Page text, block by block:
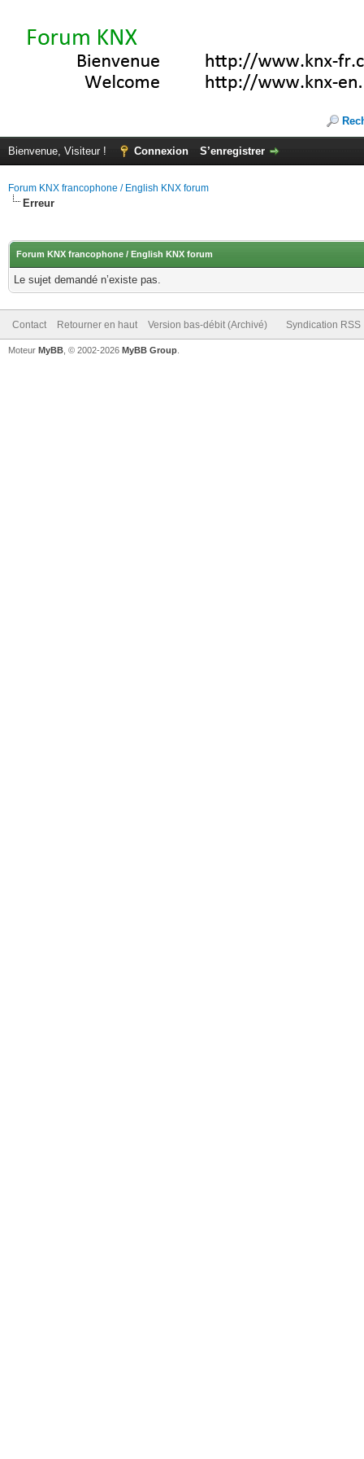
Bienvenue, Visiteur ! Connexion S’enregistrer
Forum KNX francophone / English KNX forum
Erreur
Forum KNX francophone / English KNX forum
Le sujet demandé n’existe pas.
Contact Retourner en haut Version bas-débit (Archivé) Syndication RSS
Moteur MyBB , © 2002-2026 MyBB Group